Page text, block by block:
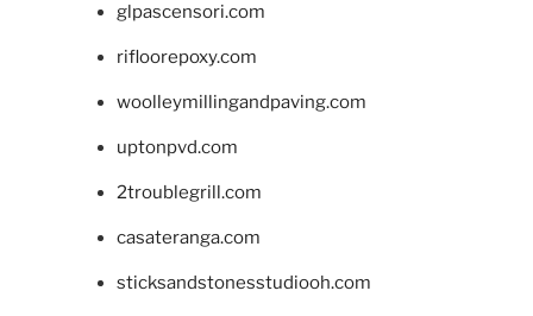
glpascensori.com
rifloorepoxy.com
woolleymillingandpaving.com
uptonpvd.com
2troublegrill.com
casateranga.com
sticksandstonesstudiooh.com